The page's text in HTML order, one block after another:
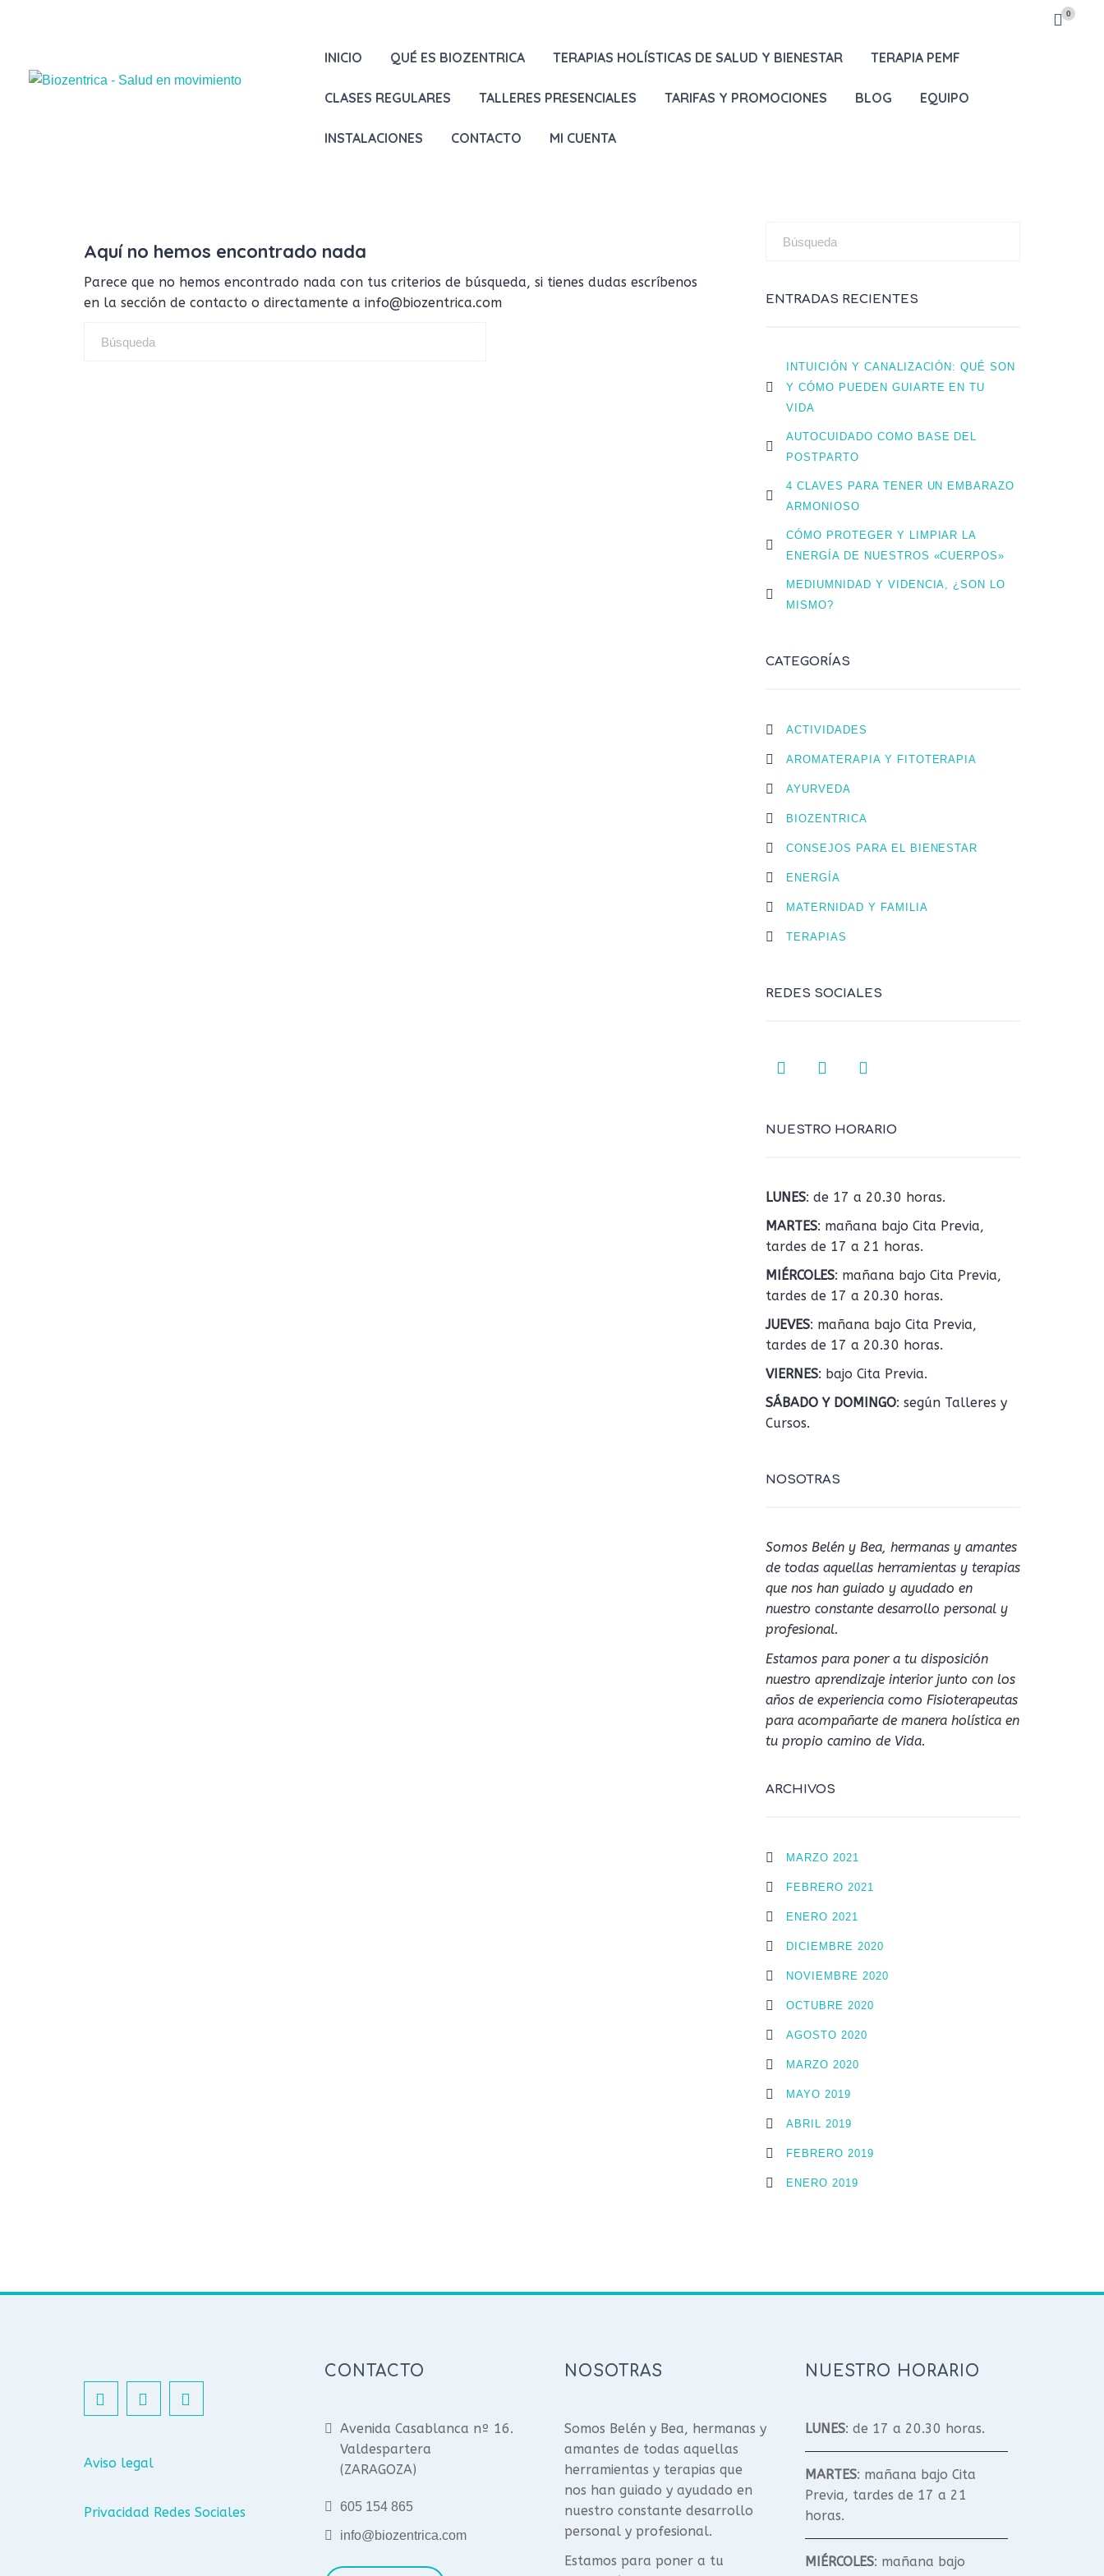
0
INICIO QUÉ ES BIOZENTRICA TERAPIAS HOLÍSTICAS DE SALUD Y BIENESTAR TERAPIA PEMF
CLASES REGULARES TALLERES PRESENCIALES TARIFAS Y PROMOCIONES BLOG EQUIPO
INSTALACIONES CONTACTO MI CUENTA
Aquí no hemos encontrado nada
Parece que no hemos encontrado nada con tus criterios de búsqueda, si tienes dudas escríbenos
en la sección de contacto o directamente a info@biozentrica.com
ENTRADAS RECIENTES
INTUICIÓN Y CANALIZACIÓN: QUÉ SON
Y CÓMO PUEDEN GUIARTE EN TU
VIDA
AUTOCUIDADO COMO BASE DEL
POSTPARTO
4 CLAVES PARA TENER UN EMBARAZO
ARMONIOSO
CÓMO PROTEGER Y LIMPIAR LA
ENERGÍA DE NUESTROS «CUERPOS»
MEDIUMNIDAD Y VIDENCIA, ¿SON LO
MISMO?
CATEGORÍAS
ACTIVIDADES
AROMATERAPIA Y FITOTERAPIA
AYURVEDA
BIOZENTRICA
CONSEJOS PARA EL BIENESTAR
ENERGÍA
MATERNIDAD Y FAMILIA
TERAPIAS
REDES SOCIALES
NUESTRO HORARIO
LUNES: de 17 a 20.30 horas.
MARTES: mañana bajo Cita Previa,
tardes de 17 a 21 horas.
MIÉRCOLES: mañana bajo Cita Previa,
tardes de 17 a 20.30 horas.
JUEVES: mañana bajo Cita Previa,
tardes de 17 a 20.30 horas.
VIERNES: bajo Cita Previa.
SÁBADO Y DOMINGO: según Talleres y
Cursos.
NOSOTRAS
Somos Belén y Bea, hermanas y amantes
de todas aquellas herramientas y terapias
que nos han guiado y ayudado en
nuestro constante desarrollo personal y
profesional.
Estamos para poner a tu disposición
nuestro aprendizaje interior junto con los
años de experiencia como Fisioterapeutas
para acompañarte de manera holística en
tu propio camino de Vida.
ARCHIVOS
MARZO 2021
FEBRERO 2021
ENERO 2021
DICIEMBRE 2020
NOVIEMBRE 2020
OCTUBRE 2020
AGOSTO 2020
MARZO 2020
MAYO 2019
ABRIL 2019
FEBRERO 2019
ENERO 2019
Aviso legal
Privacidad Redes Sociales
CONTACTO
Avenida Casablanca nº 16.
Valdespartera
(ZARAGOZA)
605 154 865
info@biozentrica.com
NOSOTRAS
Somos Belén y Bea, hermanas y
amantes de todas aquellas
herramientas y terapias que
nos han guiado y ayudado en
nuestro constante desarrollo
personal y profesional.
Estamos para poner a tu
NUESTRO HORARIO
LUNES: de 17 a 20.30 horas.
MARTES: mañana bajo Cita
Previa, tardes de 17 a 21
horas.
MIÉRCOLES: mañana bajo